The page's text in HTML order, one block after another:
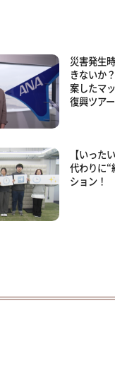
災害発生
きないか
案したマ
復興ツア
【いった
代わりに“
ション！